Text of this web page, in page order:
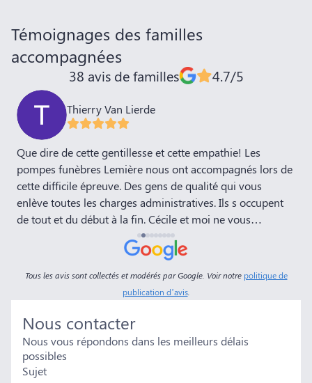
Témoignages des familles
accompagnées
38 avis de familles 4.7/5
Thierry Van Lierde
Que dire de cette gentillesse et cette empathie! Les
pompes funèbres Lemière nous ont accompagnés lors de
cette difficile épreuve. Des gens de qualité qui vous
enlève toutes les charges administratives. Ils s occupent
de tout et du début à la fin. Cécile et moi ne vous
remercieront jamais assez! Bravo
Tous les avis sont collectés et modérés par Google. Voir notre politique de
publication d’avis.
Nous contacter
Nous vous répondons dans les meilleurs délais
possibles
Sujet